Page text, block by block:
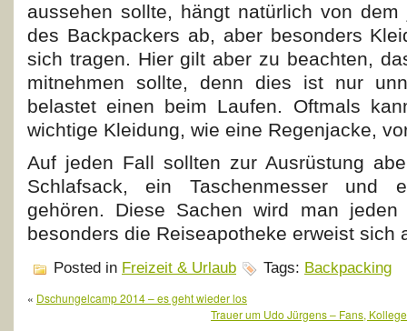
aussehen sollte, hängt natürlich von dem
des Backpackers ab, aber besonders
sich tragen. Hier gilt aber zu beachten,
mitnehmen sollte, denn dies ist nur
belastet einen beim Laufen. Oftmals
wichtige Kleidung, wie eine Regenjacke,
Auf jeden Fall sollten zur Ausrüstung
Schlafsack, ein Taschenmesser und
gehören. Diese Sachen wird man jeden
besonders die Reiseapotheke erweist sich
Posted in Freizeit & Urlaub Tags: Backpacking
« Dschungelcamp 2014 – es geht wieder los
Trauer um Udo Jürgens – Fans,